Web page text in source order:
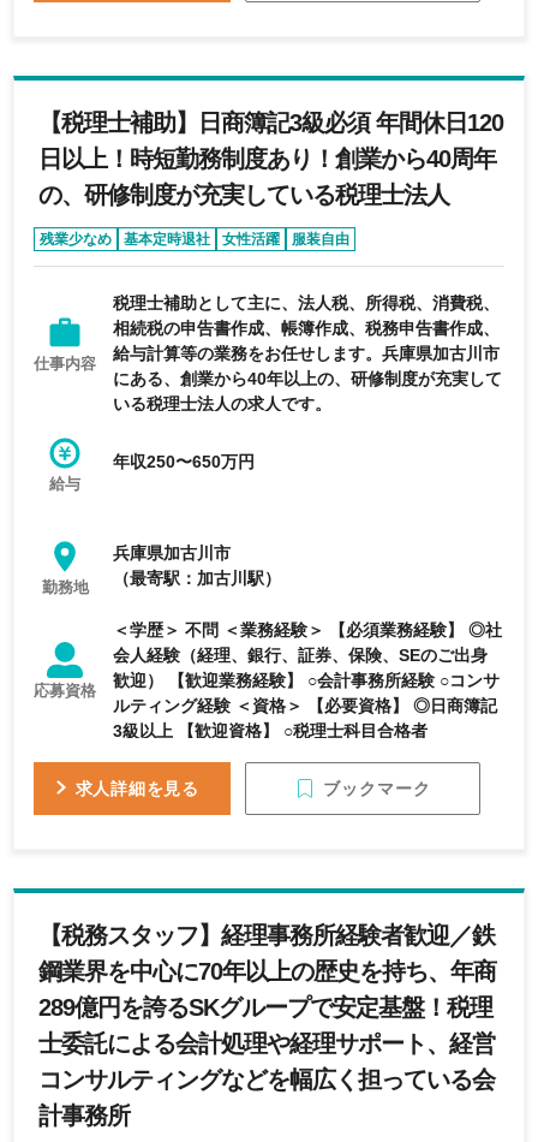
【税理士補助】日商簿記3級必須 年間休日120
日以上！時短勤務制度あり！創業から40周年
の、研修制度が充実している税理士法人
残業少なめ 基本定時退社 女性活躍
服装自由
年間休日120日以上
仕事内容
税理士補助として主に、法人税、所得税、消費税、
相続税の申告書作成、帳簿作成、税務申告書作成、
給与計算等の業務をお任せします。兵庫県加古川市
にある、創業から40年以上の、研修制度が充実して
いる税理士法人の求人です。
給与
年収250〜650万円
勤務地
兵庫県加古川市
（最寄駅：加古川駅）
応募資格
＜学歴＞ 不問 ＜業務経験＞ 【必須業務経験】 ◎社
会人経験（経理、銀行、証券、保険、SEのご出身
歓迎） 【歓迎業務経験】 ○会計事務所経験 ○コンサ
ルティング経験 ＜資格＞ 【必要資格】 ◎日商簿記
3級以上 【歓迎資格】 ○税理士科目合格者
求人詳細を見る ブックマーク
【税務スタッフ】経理事務所経験者歓迎／鉄
鋼業界を中心に70年以上の歴史を持ち、年商
289億円を誇るSKグループで安定基盤！税理
士委託による会計処理や経理サポート、経営
コンサルティングなどを幅広く担っている会
計事務所